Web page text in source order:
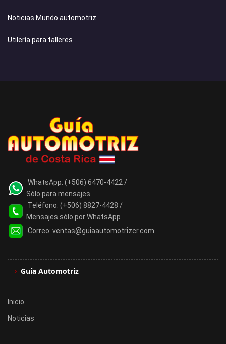
Noticias Mundo automotriz
Utilería para talleres
WhatsApp: (+506) 6470-4422 /
Sólo para mensajes
Teléfono: (+506) 8827-4428 /
Mensajes sólo por WhatsApp
Correo: ventas@guiaautomotrizcr.com
Guía Automotriz
Inicio
Noticias